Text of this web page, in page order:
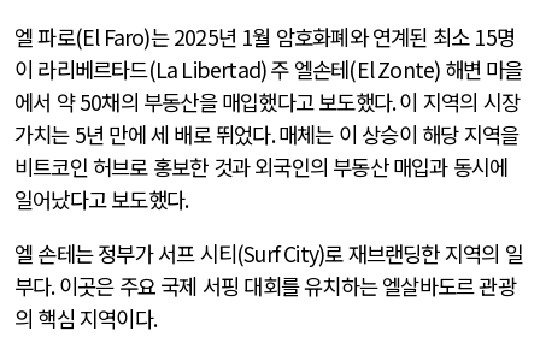
엘 파로(El Faro)는2025년 1월 암호화폐와 연계된 최소 15명
이 라리베르타드(La Libertad)주 엘손테(El Zonte) 해변 마을
에서 약50채의 부동산을 매입했다고 보도했다.이 지역의 시장
가치는 5년 만에 세 배로 뛰었다.매체는 이 상승이 해당 지역을
비트코인 허브로 홍보한 것과 외국인의 부동산 매입과 동시에
일어났다고 보도했다.
엘 손테는 정부가 서프 시티(Surf City)로 재브랜딩한 지역의 일
부다.이곳은 주요 국제 서핑 대회를 유치하는 엘살바도르 관광
의 핵심 지역이다.